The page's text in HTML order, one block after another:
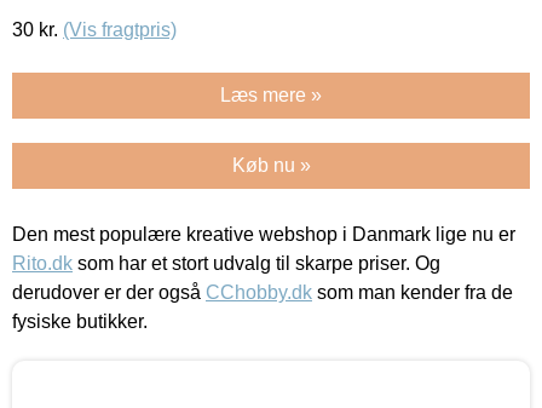
30 kr. (Vis fragtpris)
Læs mere »
Køb nu »
Den mest populære kreative webshop i Danmark lige nu er
Rito.dk som har et stort udvalg til skarpe priser. Og
derudover er der også CChobby.dk som man kender fra de
fysiske butikker.